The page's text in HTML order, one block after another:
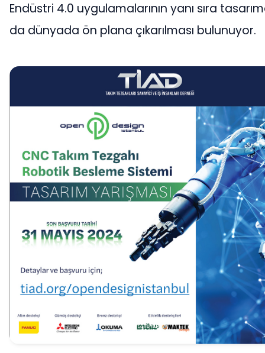
Endüstri 4.0 uygulamalarının yanı sıra
da dünyada ön plana çıkarılması bulunuyor.